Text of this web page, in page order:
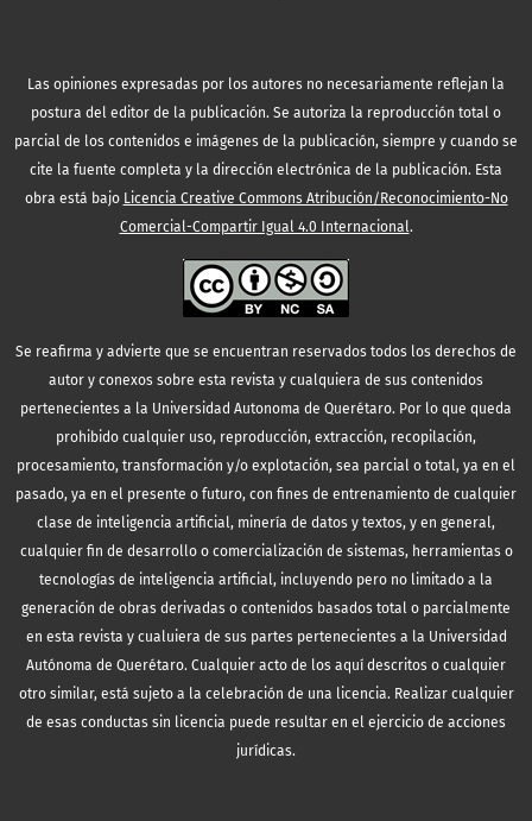
Las opiniones expresadas por los autores no necesariamente reflejan la
postura del editor de la publicación. Se autoriza la reproducción total o
parcial de los contenidos e imágenes de la publicación, siempre y cuando se
cite la fuente completa y la dirección electrónica de la publicación. Esta
obra está bajo Licencia Creative Commons Atribución/Reconocimiento-No
Comercial-Compartir Igual 4.0 Internacional.
Se reafirma y advierte que se encuentran reservados todos los derechos de
autor y conexos sobre esta revista y cualquiera de sus contenidos
pertenecientes a la Universidad Autonoma de Querétaro. Por lo que queda
prohibido cualquier uso, reproducción, extracción, recopilación,
procesamiento, transformación y/o explotación, sea parcial o total, ya en el
pasado, ya en el presente o futuro, con fines de entrenamiento de cualquier
clase de inteligencia artificial, minería de datos y textos, y en general,
cualquier fin de desarrollo o comercialización de sistemas, herramientas o
tecnologías de inteligencia artificial, incluyendo pero no limitado a la
generación de obras derivadas o contenidos basados total o parcialmente
en esta revista y cualuiera de sus partes pertenecientes a la Universidad
Autónoma de Querétaro. Cualquier acto de los aquí descritos o cualquier
otro similar, está sujeto a la celebración de una licencia. Realizar cualquier
de esas conductas sin licencia puede resultar en el ejercicio de acciones
jurídicas.